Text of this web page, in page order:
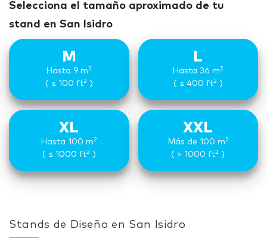
Selecciona el tamaño aproximado de tu
stand en San Isidro
M
Hasta 9 m2
( ≤ 100 ft2)
L
Hasta 36 m2
( ≤ 400 ft2)
XL
Hasta 100 m2
( ≤ 1000 ft2)
XXL
Más de 100 m2
( > 1000 ft2 )
Stands de Diseño en San Isidro